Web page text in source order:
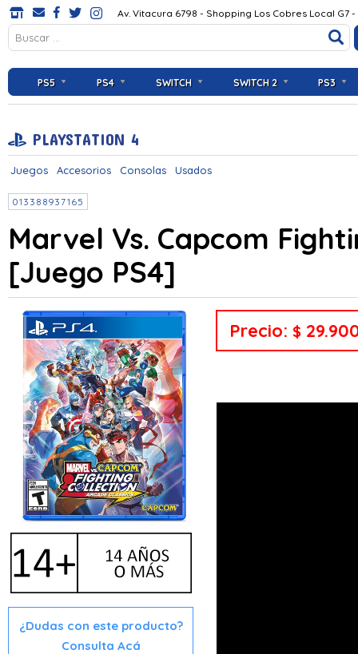
Av. Vitacura 6798 - Shopping Los Cobres Local G7
PS5 PS4 SWITCH SWITCH 2 PS3
PLAYSTATION 4
Juegos Accesorios Consolas Usados
013388937165
Marvel Vs. Capcom
[Juego PS4]
¿Dudas con este producto?
Consulta Acá
Precio: $